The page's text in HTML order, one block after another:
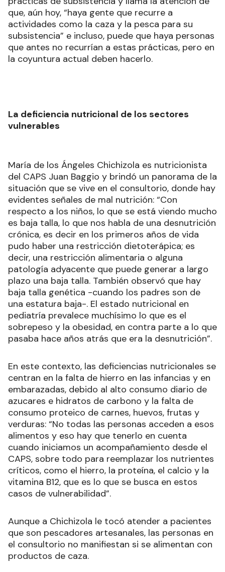
que, aún hoy, “haya gente que recurre a
actividades como la caza y la pesca para su
subsistencia” e incluso, puede que haya personas
que antes no recurrían a estas prácticas, pero en
la coyuntura actual deben hacerlo.
La deficiencia nutricional de los sectores
vulnerables
María de los Ángeles Chichizola es nutricionista
del CAPS Juan Baggio y brindó un panorama de la
situación que se vive en el consultorio, donde hay
evidentes señales de mal nutrición: “Con
respecto a los niños, lo que se está viendo mucho
es baja talla, lo que nos habla de una desnutrición
crónica, es decir en los primeros años de vida
pudo haber una restricción dietoterápica; es
decir, una restricción alimentaria o alguna
patología adyacente que puede generar a largo
plazo una baja talla. También observó que hay
baja talla genética -cuando los padres son de
una estatura baja-. El estado nutricional en
pediatría prevalece muchísimo lo que es el
sobrepeso y la obesidad, en contra parte a lo que
pasaba hace años atrás que era la desnutrición”.
En este contexto, las deficiencias nutricionales se
centran en la falta de hierro en las infancias y en
embarazadas, debido al alto consumo diario de
azucares e hidratos de carbono y la falta de
consumo proteico de carnes, huevos, frutas y
verduras: “No todas las personas acceden a esos
alimentos y eso hay que tenerlo en cuenta
cuando iniciamos un acompañamiento desde el
CAPS, sobre todo para reemplazar los nutrientes
críticos, como el hierro, la proteína, el calcio y la
vitamina B12, que es lo que se busca en estos
casos de vulnerabilidad”.
Aunque a Chichizola le tocó atender a pacientes
que son pescadores artesanales, las personas en
el consultorio no manifiestan si se alimentan con
productos de caza.